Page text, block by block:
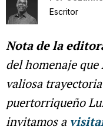
Escritor
Nota de la
del homenaje que
valiosa
puertorriqueño
invitamos a